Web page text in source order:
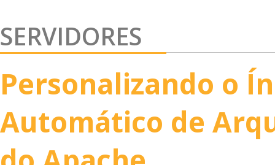
SERVIDORES
Personalizando o
Automático de